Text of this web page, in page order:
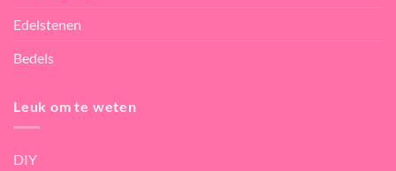
Edelstenen
Bedels
Leuk om te weten
DIY